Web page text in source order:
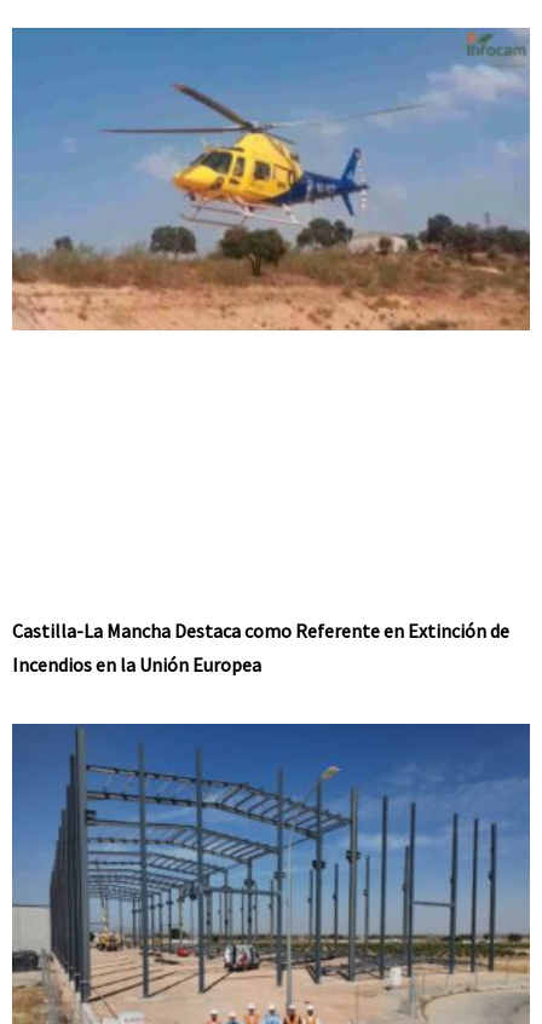
Castilla-La Mancha Destaca como Referente en Extinción de
Incendios en la Unión Europea